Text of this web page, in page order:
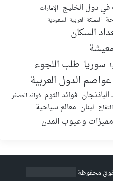
في دول الخليج الإمارات
المملكة العربية السعودية
السكان
سوريا طلب اللجوء
عواصم الدول العربية
الباذنجان فوائد الثوم فوائد العصفر
لبنان معالم سياحية
مميزات وعيوب المدن
محفوظة